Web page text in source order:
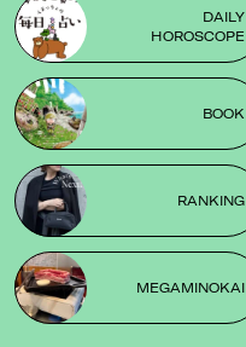
DAILY
HOROSCOPE
BOOK
RANKING
MEGAMINOKAI